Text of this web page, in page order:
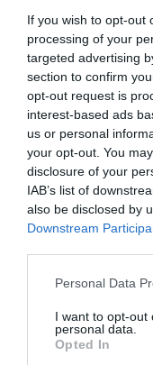
If you wish to opt-out
processing of your
targeted advertising
section to confirm
opt-out request is
interest-based ads
us or personal
your opt-out. You
disclosure of your
IAB’s list of
also be disclosed by
Downstream
Please note that this
not limited to your
grant or deny
use your data for
Personal Data
I want to opt-out
personal data.
Opted In
Ez